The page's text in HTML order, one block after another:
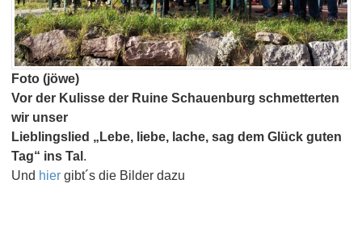
Foto (jöwe)
Vor der Kulisse der Ruine Schauenburg schmetterten
wir unser
Lieblingslied „Lebe, liebe, lache, sag dem Glück guten
Tag“ ins Tal .
Und hier gibt´s die Bilder dazu